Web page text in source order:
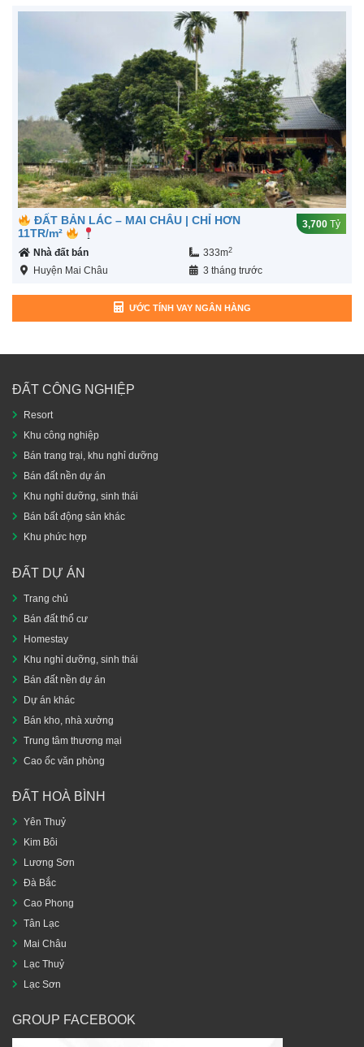
ĐẤT BẢN LÁC – MAI CHÂU | CHỈ HƠN
11TR/m²
3,700 Tỷ
Nhà đất bán 333m2
Huyện Mai Châu 3 tháng trước
ƯỚC TÍNH VAY NGÂN HÀNG
ĐẤT CÔNG NGHIỆP
Resort
Khu công nghiệp
Bán trang trại, khu nghỉ dưỡng
Bán đất nền dự án
Khu nghỉ dưỡng, sinh thái
Bán bất động sản khác
Khu phức hợp
ĐẤT DỰ ÁN
Trang chủ
Bán đất thổ cư
Homestay
Khu nghỉ dưỡng, sinh thái
Bán đất nền dự án
Dự án khác
Bán kho, nhà xưởng
Trung tâm thương mại
Cao ốc văn phòng
ĐẤT HOÀ BÌNH
Yên Thuỷ
Kim Bôi
Lương Sơn
Đà Bắc
Cao Phong
Tân Lạc
Mai Châu
Lạc Thuỷ
Lạc Sơn
GROUP FACEBOOK